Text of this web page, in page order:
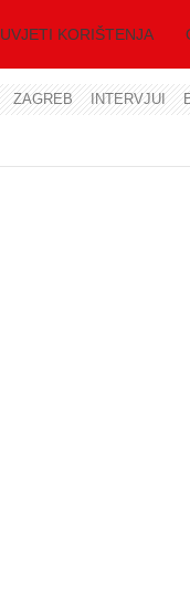
UVJETI KORIŠTENJA
ZAGREB INTERVJUI